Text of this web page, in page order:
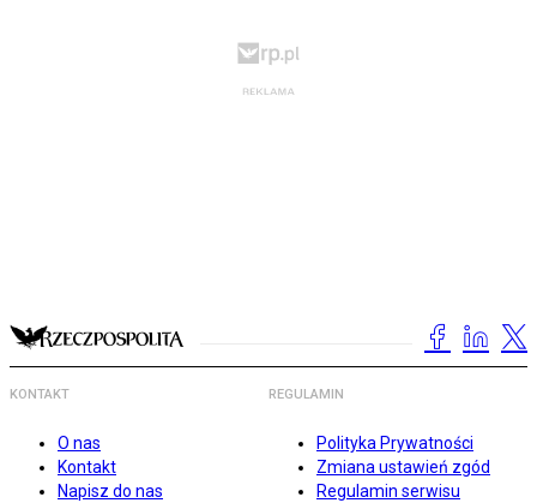
KONTAKT
O nas
Kontakt
Napisz do nas
REGULAMIN
Polityka Prywatności
Zmiana ustawień zgód
Regulamin serwisu